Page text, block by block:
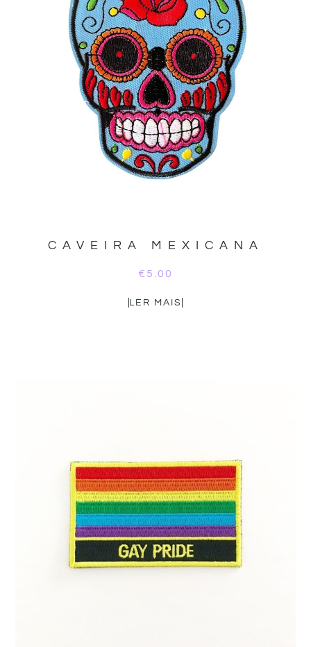
CAVEIRA MEXICANA
€ 5.00
LER MAIS